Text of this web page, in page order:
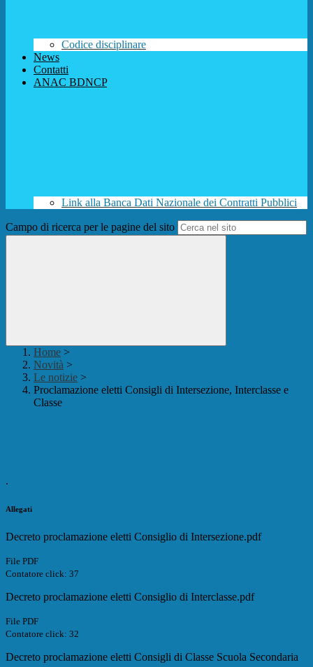
Codice disciplinare
News
Contatti
ANAC BDNCP
Link alla Banca Dati Nazionale dei Contratti Pubblici
Campo di ricerca per le pagine del sito
Home >
Novità >
Le notizie >
Proclamazione eletti Consigli di Intersezione, Interclasse e
Classe
.
Allegati
Decreto proclamazione eletti Consiglio di Intersezione.pdf
File PDF
Contatore click: 37
Decreto proclamazione eletti Consiglio di Interclasse.pdf
File PDF
Contatore click: 32
Decreto proclamazione eletti Consigli di Classe Scuola Secondaria